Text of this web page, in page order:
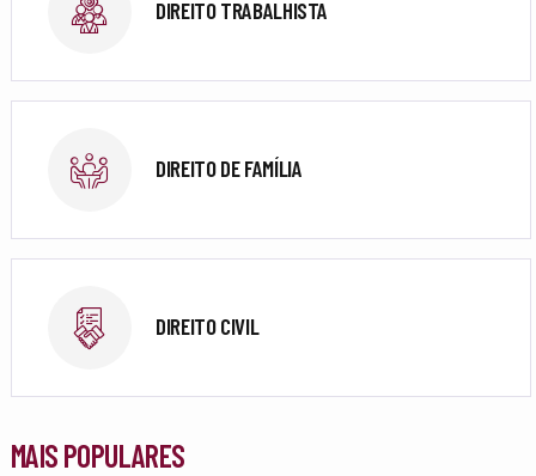
DIREITO TRABALHISTA
DIREITO DE FAMÍLIA
DIREITO CIVIL
MAIS POPULARES